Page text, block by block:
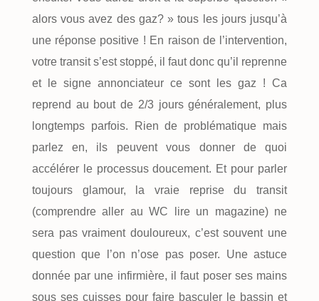
alors vous avez des gaz? » tous les jours jusqu’à
une réponse positive ! En raison de l’intervention,
votre transit s’est stoppé, il faut donc qu’il reprenne
et le signe annonciateur ce sont les gaz ! Ca
reprend au bout de 2/3 jours généralement, plus
longtemps parfois. Rien de problématique mais
parlez en, ils peuvent vous donner de quoi
accélérer le processus doucement. Et pour parler
toujours glamour, la vraie reprise du transit
(comprendre aller au WC lire un magazine) ne
sera pas vraiment douloureux, c’est souvent une
question que l’on n’ose pas poser. Une astuce
donnée par une infirmière, il faut poser ses mains
sous ses cuisses pour faire basculer le bassin et